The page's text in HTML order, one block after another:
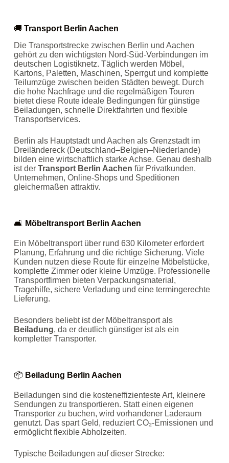
🚚 Transport Berlin Aachen
Die Transportstrecke zwischen Berlin und Aachen
gehört zu den wichtigsten Nord‑Süd‑Verbindungen im
deutschen Logistiknetz. Täglich werden Möbel,
Kartons, Paletten, Maschinen, Sperrgut und komplette
Teilumzüge zwischen beiden Städten bewegt. Durch
die hohe Nachfrage und die regelmäßigen Touren
bietet diese Route ideale Bedingungen für günstige
Beiladungen, schnelle Direktfahrten und flexible
Transportservices.
Berlin als Hauptstadt und Aachen als Grenzstadt im
Dreiländereck (Deutschland–Belgien–Niederlande)
bilden eine wirtschaftlich starke Achse. Genau deshalb
ist der Transport Berlin Aachen für Privatkunden,
Unternehmen, Online‑Shops und Speditionen
gleichermaßen attraktiv.
🛋️ Möbeltransport Berlin Aachen
Ein Möbeltransport über rund 630 Kilometer erfordert
Planung, Erfahrung und die richtige Sicherung. Viele
Kunden nutzen diese Route für einzelne Möbelstücke,
komplette Zimmer oder kleine Umzüge. Professionelle
Transportfirmen bieten Verpackungsmaterial,
Tragehilfe, sichere Verladung und eine termingerechte
Lieferung.
Besonders beliebt ist der Möbeltransport als
Beiladung, da er deutlich günstiger ist als ein
kompletter Transporter.
📦 Beiladung Berlin Aachen
Beiladungen sind die kosteneffizienteste Art, kleinere
Sendungen zu transportieren. Statt einen eigenen
Transporter zu buchen, wird vorhandener Laderaum
genutzt. Das spart Geld, reduziert CO₂‑Emissionen und
ermöglicht flexible Abholzeiten.
Typische Beiladungen auf dieser Strecke: